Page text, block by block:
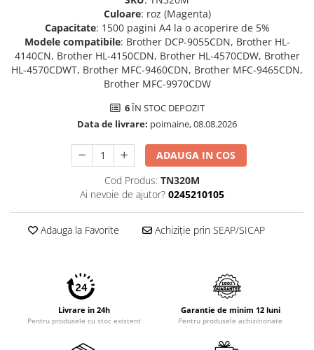
Culoare: roz (Magenta)
Capacitate: 1500 pagini A4 la o acoperire de 5%
Modele compatibile: Brother DCP-9055CDN, Brother HL-
4140CN, Brother HL-4150CDN, Brother HL-4570CDW, Brother
HL-4570CDWT, Brother MFC-9460CDN, Brother MFC-9465CDN,
Brother MFC-9970CDW
6ÎN STOC DEPOZIT
Data de livrare: poimaine, 08.08.2026
ADAUGA IN COS
Cod Produs: TN320M
Ai nevoie de ajutor? 0245210105
Adauga la Favorite Achiziție prin SEAP/SICAP
Livrare in 24h
Pentru produsele cu stoc existent
Garantie de minim 12 luni
Pentru produsele achizitionate